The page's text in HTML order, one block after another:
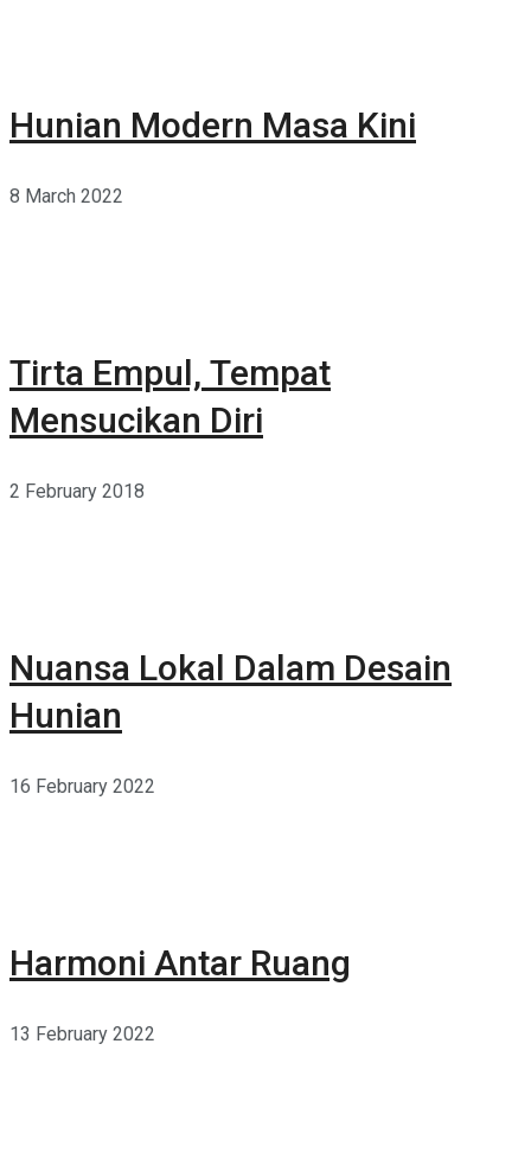
Hunian Modern Masa Kini
8 March 2022
Tirta Empul, Tempat
Mensucikan Diri
2 February 2018
Nuansa Lokal Dalam Desain
Hunian
16 February 2022
Harmoni Antar Ruang
13 February 2022